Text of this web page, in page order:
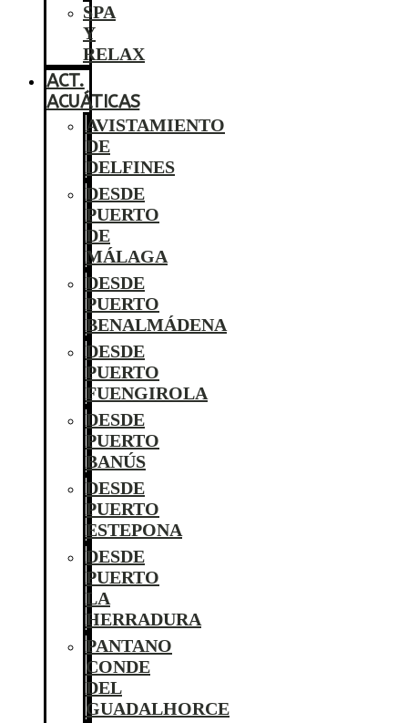
SPA
Y
RELAX
ACT.
ACUÁTICAS
AVISTAMIENTO
DE
DELFINES
DESDE
PUERTO
DE
MÁLAGA
DESDE
PUERTO
BENALMÁDENA
DESDE
PUERTO
FUENGIROLA
DESDE
PUERTO
BANÚS
DESDE
PUERTO
ESTEPONA
DESDE
PUERTO
LA
HERRADURA
PANTANO
CONDE
DEL
GUADALHORCE